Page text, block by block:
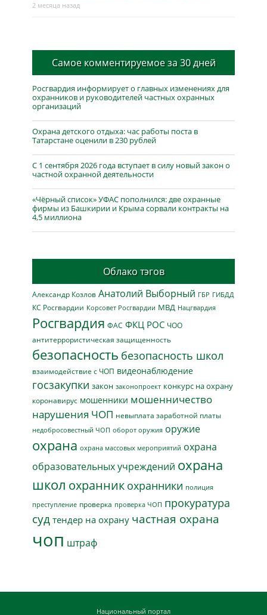
2 месяца назад
Самое комментируемое за 30 дней
Росгвардия информирует о главных изменениях для
охранников и руководителей частных охранных
организаций
Охрана детского отдыха: час работы поста в
Татарстане оценили в 230 рублей
С 1 сентября 2026 года вступает в силу новый закон о
частной охранной деятельности
«Чёрный список» УФАС пополнился: две охранные
фирмы из Башкирии и Крыма сорвали контракты на
4,5 миллиона
Облако тэгов
Александр Козлов Анатолий Выборный ГБР ГИБДД
КС Росгвардии Корсовет Росгвардии МВД Нацгвардия
Росгвардия ФАС ФКЦ РОС ЧОО
антитеррористическая защищенность
безопасность безопасность школ
взаимодействие с ЧОП видеонаблюдение
госзакупки закон законопроект конкурс на охрану
коронавирус мошенники мошенничество
нарушения ЧОП невыплата заработной платы
недобросовестный ЧОП оборот оружия оружие
охрана охрана массовых мероприятий охрана
образовательных учреждений охрана
школ охранник охранники полиция
преступление проверка проверка ЧОП прокуратура
суд тендер на охрану частная охрана
чоп штраф
Национальный портал